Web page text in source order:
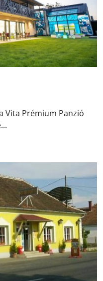
Vita Prémium Panzió